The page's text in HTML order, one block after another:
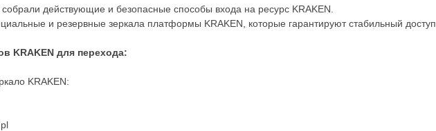
действующие и безопасные способы входа на ресурс KRAKEN.
и резервные зеркала платформы KRAKEN, которые гарантируют стабильный доступ.
KRAKEN для перехода:
KRAKEN: